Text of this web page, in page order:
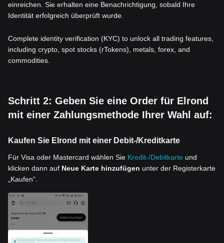
einreichen. Sie erhalten eine Benachrichtigung, sobald Ihre
Identität erfolgreich überprüft wurde.
Complete identity verification (KYC) to unlock all trading features,
including crypto, spot stocks (rTokens), metals, forex, and
commodities.
Schritt 2: Geben Sie eine Order für Elrond
mit einer Zahlungsmethode Ihrer Wahl auf:
Kaufen Sie Elrond mit einer Debit-/Kreditkarte
Für Visa oder Mastercard wählen Sie Kredit-/Debitkarte und
klicken dann auf Neue Karte hinzufügen unter der Registerkarte
„Kaufen“.